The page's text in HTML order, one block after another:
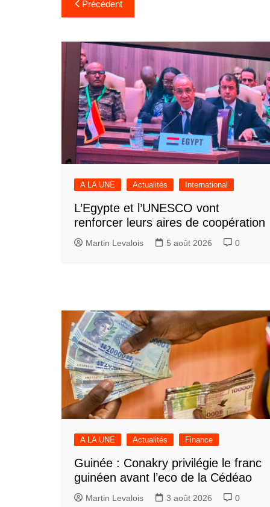
de
l’article
Précédent
A LA UNE Actualités International
L’Egypte et l’UNESCO vont
renforcer leurs aires de coopération
Martin Levalois 5 août 2026 0
A LA UNE Actualités Finance
Guinée : Conakry privilégie le franc
guinéen avant l’eco de la Cédéao
Martin Levalois 3 août 2026 0